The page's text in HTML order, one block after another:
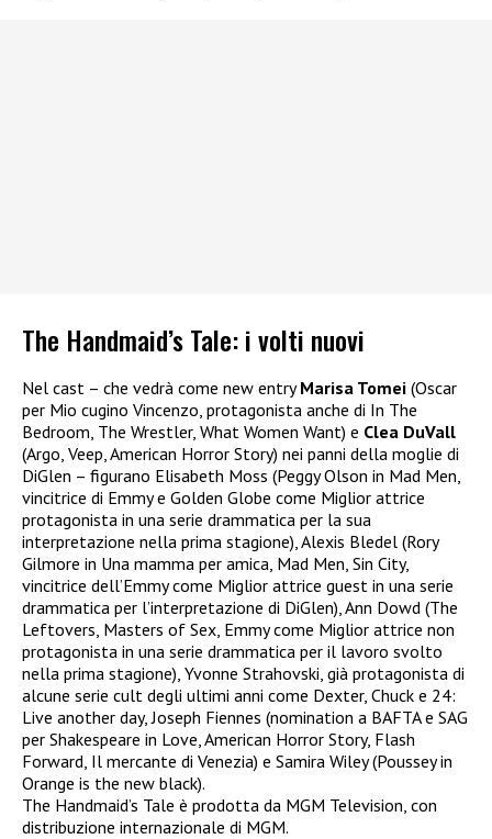
The Handmaid’s Tale: i volti nuovi
Nel cast – che vedrà come new entryMarisa Tomei (Oscar
per Mio cugino Vincenzo, protagonista anche di In The
Bedroom, The Wrestler, What Women Want) e Clea DuVall
(Argo, Veep, American Horror Story) nei panni della moglie di
DiGlen – figurano Elisabeth Moss (Peggy Olson in Mad Men,
vincitrice di Emmy e Golden Globe come Miglior attrice
protagonista in una serie drammatica per la sua
interpretazione nella prima stagione), Alexis Bledel (Rory
Gilmore in Una mamma per amica, Mad Men, Sin City,
vincitrice dell’Emmy come Miglior attrice guest in una serie
drammatica per l’interpretazione di DiGlen), Ann Dowd (The
Leftovers, Masters of Sex, Emmy come Miglior attrice non
protagonista in una serie drammatica per il lavoro svolto
nella prima stagione), Yvonne Strahovski, già protagonista di
alcune serie cult degli ultimi anni come Dexter, Chuck e 24:
Live another day, Joseph Fiennes (nomination a BAFTA e SAG
per Shakespeare in Love, American Horror Story, Flash
Forward, Il mercante di Venezia) e Samira Wiley (Poussey in
Orange is the new black).
The Handmaid’s Tale è prodotta da MGM Television, con
distribuzione internazionale di MGM.​